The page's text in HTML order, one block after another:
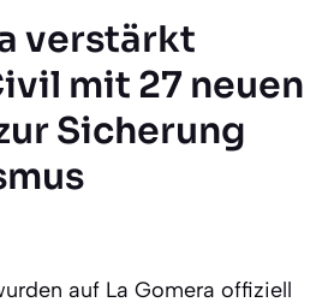
verstärkt
mit 27 neuen
Sicherung
auf La Gomera offiziell